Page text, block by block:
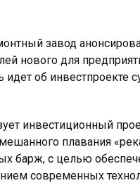
завод
нового для
идет об инвестпроекте
инвестиционный
плавания
барж, с целью
современных